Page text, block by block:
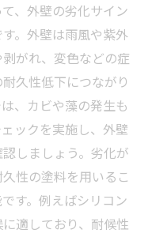
、外壁の劣化サイン
。外壁は雨風や紫外
がれ、変色などの症
久性低下につながり
、カビや藻の発生も
ックを実施し、外壁
しましょう。劣化が
性の塗料を用いるこ
す。例えばシリコン
適しており、耐候性